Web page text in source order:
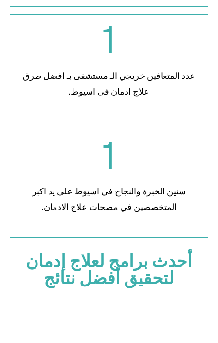
1
عدد المتعافين خريجي الـ مستشفى بـ افضل طرق
علاج ادمان في اسيوط.
1
سنين الخبرة والنجاح في اسيوط على يد اكبر
المتخصصين في مصحات علاج الادمان.
أحدث برامج لعلاج إدمان
لتحقيق أفضل نتائج